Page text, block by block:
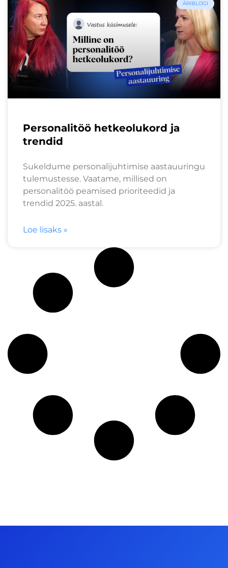
ÄRIBLOGI
Personalitöö hetkeolukord ja
trendid
Sukeldume personalijuhtimise aastauuringu
tulemustesse. Vaatame, millised on
personalitöö peamised prioriteedid ja
trendid 2025. aastal.
Loe lisaks »